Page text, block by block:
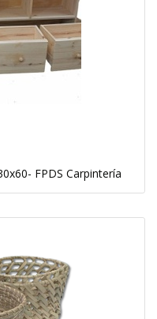
FPDS Carpintería